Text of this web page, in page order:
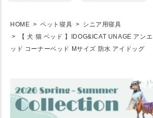
HOME ペット寝具
シニア用寝具
【 犬 猫 ベッド 】IDOG&ICAT UNAGE アン
ッド コーナーベッド Mサイズ 防水 アイドッグ